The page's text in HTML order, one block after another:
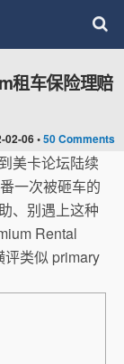
02-06 •50 Comments
租车保险理赔
美卡论坛陆续
一次被砸车的
别遇上这种
Rental
评类似 primary